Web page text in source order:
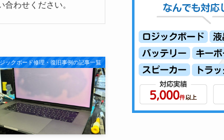
わせください。
ックボード修理・復旧事例の記事一覧